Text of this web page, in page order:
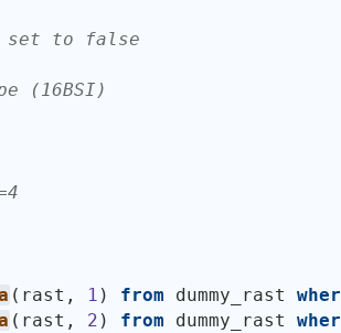
set to false
(16BSI)
( rast, 1 ) from dummy_rast
( rast, 2 ) from dummy_rast